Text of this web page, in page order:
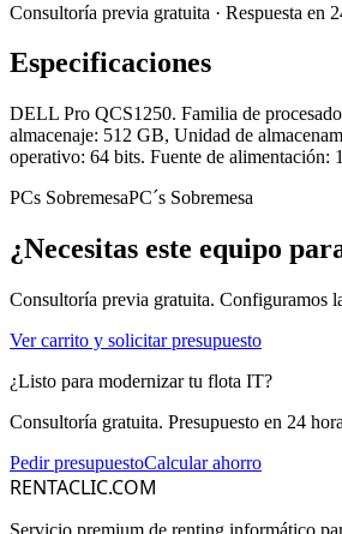
Consultoría previa gratuita · Respuesta en
Especificaciones
DELL Pro QCS1250. Familia de
almacenaje: 512 GB, Unidad de
operativo: 64 bits. Fuente de
PCs SobremesaPC´s Sobremesa
¿Necesitas este equipo
Consultoría previa gratuita. Configuramos
Ver carrito y solicitar presupuesto
¿Listo para modernizar tu flota IT?
Consultoría gratuita. Presupuesto en 24
Pedir presupuestoCalcular ahorro
RENTACLIC.COM